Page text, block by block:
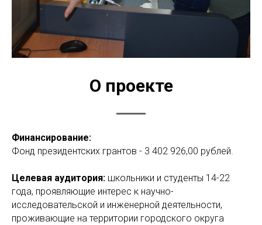
О проекте
Финансирование:
Фонд президентских грантов - 3 402 926,00 рублей.
Целевая аудитория: школьники и студенты 14-22
года, проявляющие интерес к научно-
исследовательской и инженерной деятельности,
проживающие на территории городского округа